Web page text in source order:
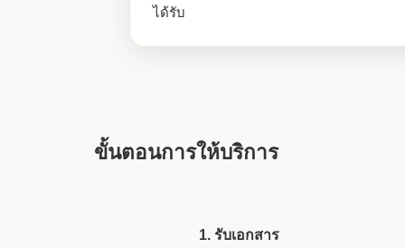
ได้รับ
ขั้นตอนการให้บริการ
1. รับเอกสาร